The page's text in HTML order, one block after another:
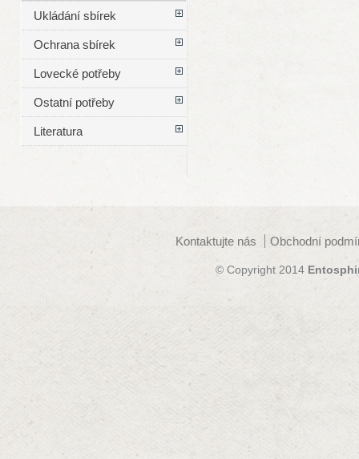
Ukládání sbírek
Ochrana sbírek
Lovecké potřeby
Ostatní potřeby
Literatura
Kontaktujte nás Obchodní
© Copyright 2014